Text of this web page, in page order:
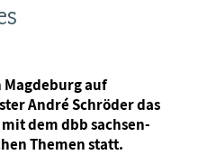
Magdeburg auf
André Schröder das
dem dbb sachsen-
Themen statt.